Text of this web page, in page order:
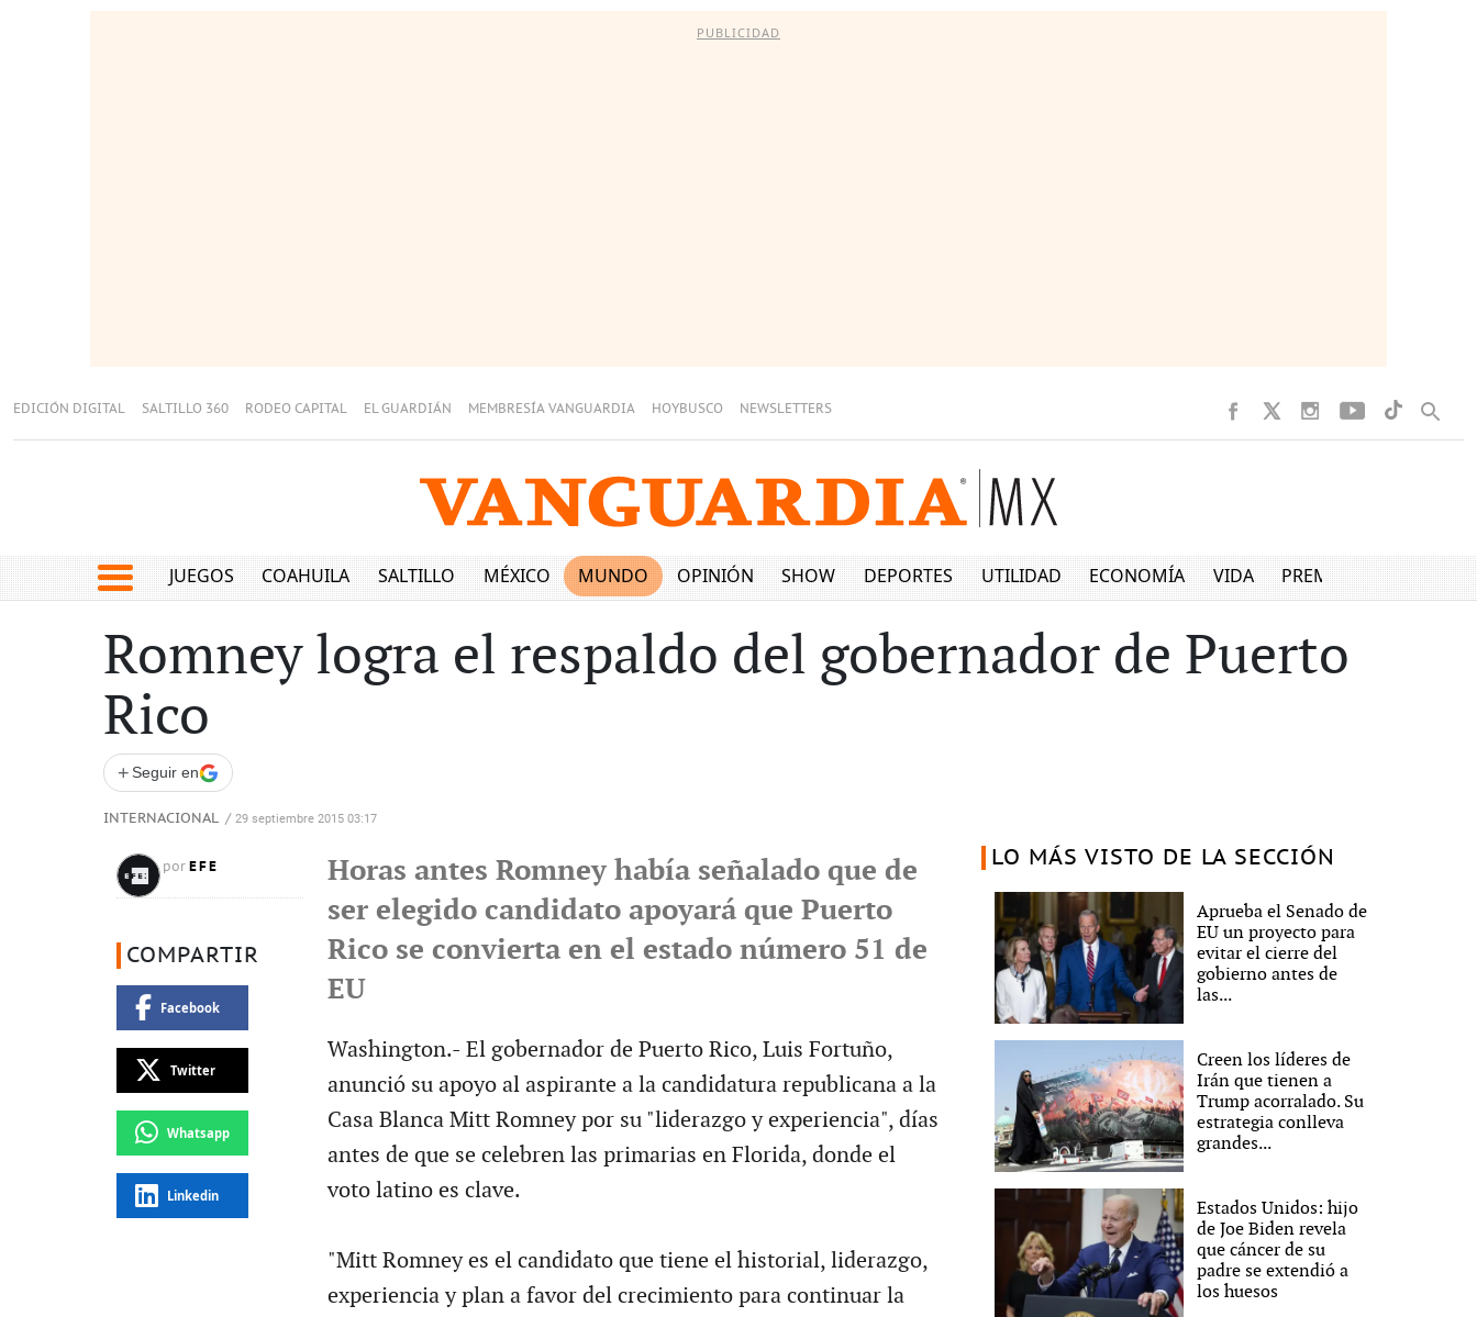
PUBLICIDAD
EDICIÓN DIGITAL SALTILLO 360 RODEO CAPITAL EL GUARDIÁN MEMBRESÍA VANGUARDIA HOYBUSCO NEWSLETTERS
JUEGOS COAHUILA SALTILLO MÉXICO MUNDO OPINIÓN SHOW DEPORTES UTILIDAD ECONOMÍA VIDA PREMIUM
Romney logra el respaldo del gobernador de Puerto
Rico
+ Seguir en
INTERNACIONAL / 29 septiembre 2015 03:17
por EFE
COMPARTIR
Facebook
Twitter
Whatsapp
Linkedin
Horas antes Romney había señalado que de
ser elegido candidato apoyará que Puerto
Rico se convierta en el estado número 51 de
EU
Washington.- El gobernador de Puerto Rico, Luis Fortuño,
anunció su apoyo al aspirante a la candidatura republicana a la
Casa Blanca Mitt Romney por su "liderazgo y experiencia", días
antes de que se celebren las primarias en Florida, donde el
voto latino es clave.
"Mitt Romney es el candidato que tiene el historial, liderazgo,
experiencia y plan a favor del crecimiento para continuar la
LO MÁS VISTO DE LA SECCIÓN
Aprueba el Senado de
EU un proyecto para
evitar el cierre del
gobierno antes de
las...
Creen los líderes de
Irán que tienen a
Trump acorralado. Su
estrategia conlleva
grandes...
Estados Unidos: hijo
de Joe Biden revela
que cáncer de su
padre se extendió a
los huesos